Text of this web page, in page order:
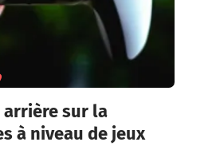
arrière sur la
à niveau de jeux